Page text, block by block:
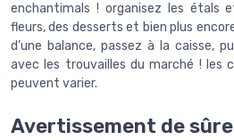
enchantimals ! organisez les étals
fleurs, des desserts et bien plus
d’une balance, passez à la caisse,
avec les trouvailles du marché ! les
peuvent varier.
Avertissement de